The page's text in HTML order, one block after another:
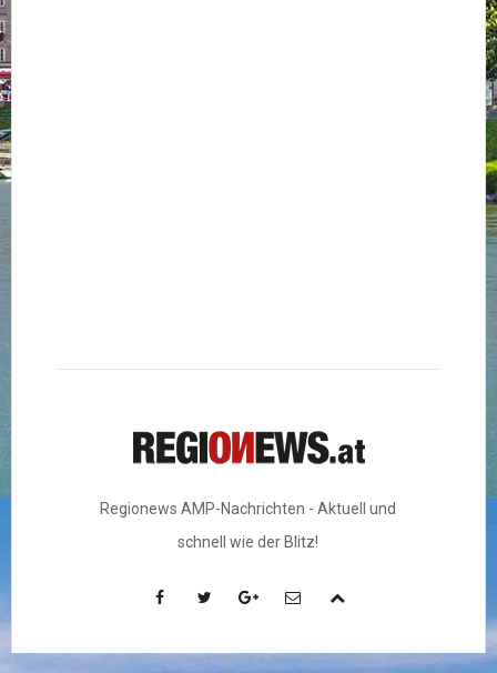
Regionews AMP-Nachrichten - Aktuell und
schnell wie der Blitz!